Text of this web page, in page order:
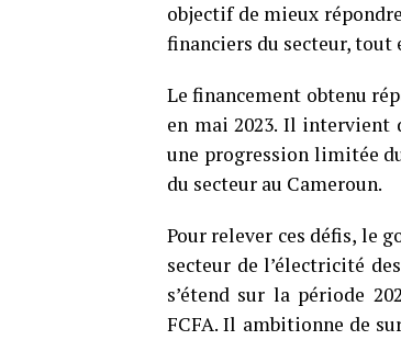
objectif de mieux
financiers du secteur, tout
Le financement obtenu
en mai 2023. Il intervient
une progression limitée
du secteur au Cameroun.
Pour relever ces défis, le
secteur de l’électricité
s’étend sur la période
FCFA. Il ambitionne de